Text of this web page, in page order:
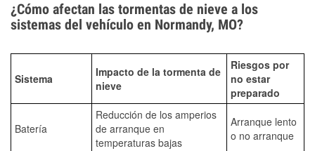
¿Cómo afectan las tormentas de nieve a los
sistemas del vehículo en Normandy, MO?
Sistema
Impacto de la tormenta de
nieve
Riesgos por
no estar
preparado
Batería
Reducción de los amperios
de arranque en
temperaturas bajas
Arranque lento
o no arranque